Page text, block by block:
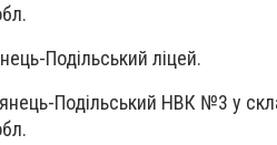
Подільський ліцей.
Подільський НВК №3 у